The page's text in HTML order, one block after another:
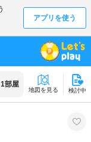
1部屋
地図を見る 検討中